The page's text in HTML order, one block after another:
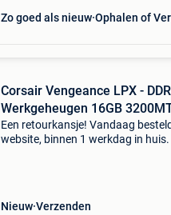
Zo goed als nieuw Ophalen of
Corsair Vengeance LPX -
Werkgeheugen 16GB
Een retourkansje! Vandaag
website, binnen 1 werkdag in
Nieuw Verzenden